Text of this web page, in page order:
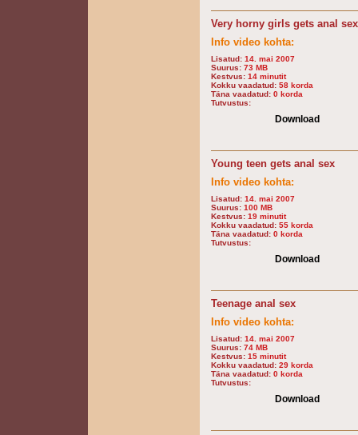
Very horny girls gets anal sex
Info video kohta:
Lisatud: 14. mai 2007
Suurus: 73 MB
Kestvus: 14 minutit
Kokku vaadatud: 58 korda
Täna vaadatud: 0 korda
Tutvustus:
Download
Young teen gets anal sex
Info video kohta:
Lisatud: 14. mai 2007
Suurus: 100 MB
Kestvus: 19 minutit
Kokku vaadatud: 55 korda
Täna vaadatud: 0 korda
Tutvustus:
Download
Teenage anal sex
Info video kohta:
Lisatud: 14. mai 2007
Suurus: 74 MB
Kestvus: 15 minutit
Kokku vaadatud: 29 korda
Täna vaadatud: 0 korda
Tutvustus:
Download